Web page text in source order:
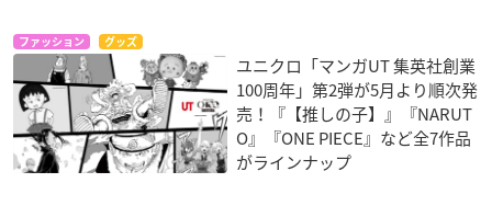
ファッション グッズ
ユニクロ「マンガUT 集英社創業
100周年」第2弾が5月より順次発
売！『【推しの子】』『NARUT
O』『ONE PIECE』など全7作品
がラインナップ